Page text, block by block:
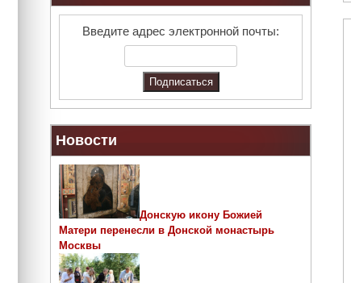
c
Введите адрес электронной почты:
Новости
Донскую икону Божией
Матери перенесли в Донской монастырь
Москвы